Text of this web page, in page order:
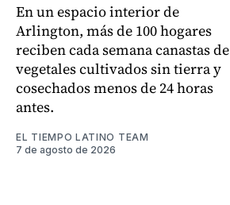
En un espacio interior de
Arlington, más de 100 hogares
reciben cada semana canastas de
vegetales cultivados sin tierra y
cosechados menos de 24 horas
antes.
EL TIEMPO LATINO TEAM
7 de agosto de 2026